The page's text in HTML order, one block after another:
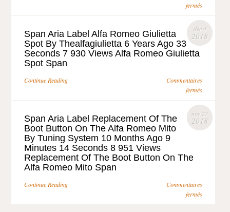
fermés
déc 4
2018
Span Aria Label Alfa Romeo Giulietta
Spot By Thealfagiulietta 6 Years Ago 33
Seconds 7 930 Views Alfa Romeo Giulietta
Spot Span
Continue Reading
Commentaires
fermés
nov 27
2018
Span Aria Label Replacement Of The
Boot Button On The Alfa Romeo Mito
By Tuning System 10 Months Ago 9
Minutes 14 Seconds 8 951 Views
Replacement Of The Boot Button On The
Alfa Romeo Mito Span
Continue Reading
Commentaires
fermés